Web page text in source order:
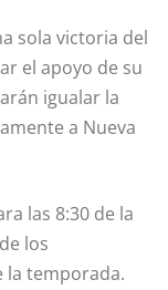
sola victoria del
el apoyo de su
igualar la
a Nueva
las 8:30 de la
los
la temporada.